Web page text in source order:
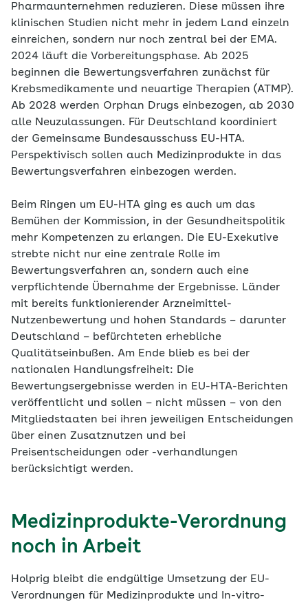
Pharmaunternehmen reduzieren. Diese müssen ihre
klinischen Studien nicht mehr in jedem Land einzeln
einreichen, sondern nur noch zentral bei der EMA.
2024 läuft die Vorbereitungsphase. Ab 2025
beginnen die Bewertungsverfahren zunächst für
Krebsmedikamente und neuartige Therapien (ATMP).
Ab 2028 werden Orphan Drugs einbezogen, ab 2030
alle Neuzulassungen. Für Deutschland koordiniert
der Gemeinsame Bundesausschuss EU-HTA.
Perspektivisch sollen auch Medizinprodukte in das
Bewertungsverfahren einbezogen werden.
Beim Ringen um EU-HTA ging es auch um das
Bemühen der Kommission, in der Gesundheitspolitik
mehr Kompetenzen zu erlangen. Die EU-Exekutive
strebte nicht nur eine zentrale Rolle im
Bewertungsverfahren an, sondern auch eine
verpflichtende Übernahme der Ergebnisse. Länder
mit bereits funktionierender Arzneimittel-
Nutzenbewertung und hohen Standards – darunter
Deutschland – befürchteten erhebliche
Qualitätseinbußen. Am Ende blieb es bei der
nationalen Handlungsfreiheit: Die
Bewertungsergebnisse werden in EU-HTA-Berichten
veröffentlicht und sollen – nicht müssen – von den
Mitgliedstaaten bei ihren jeweiligen Entscheidungen
über einen Zusatznutzen und bei
Preisentscheidungen oder -verhandlungen
berücksichtigt werden.
Medizinprodukte-Verordnung
noch in Arbeit
Holprig bleibt die endgültige Umsetzung der EU-
Verordnungen für Medizinprodukte und In-vitro-